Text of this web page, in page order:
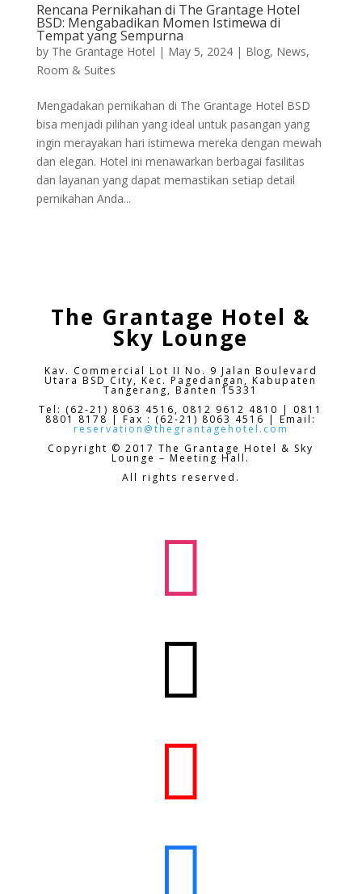
Rencana Pernikahan di The Grantage Hotel
BSD: Mengabadikan Momen Istimewa di
Tempat yang Sempurna
by The Grantage Hotel | May 5, 2024| Blog, News,
Room & Suites
Mengadakan pernikahan di The Grantage Hotel BSD
bisa menjadi pilihan yang ideal untuk pasangan yang
ingin merayakan hari istimewa mereka dengan mewah
dan elegan. Hotel ini menawarkan berbagai fasilitas
dan layanan yang dapat memastikan setiap detail
pernikahan Anda...
The Grantage Hotel &
Sky Lounge
Kav. Commercial Lot II No. 9 Jalan Boulevard
Utara BSD City,Kec. Pagedangan, Kabupaten
Tangerang, Banten 15331
Tel: (62-21) 8063 4516, 0812 9612 4810 | 0811
8801 8178 | Fax : (62-21) 8063 4516 | Email:
reservation@thegrantagehotel.com
Copyright © 2017 The Grantage Hotel & Sky
Lounge – Meeting Hall.
All rights reserved.



